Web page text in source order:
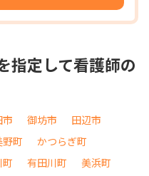
指定して看護師の
御坊市
田辺市
町
かつらぎ町
有田川町
美浜町